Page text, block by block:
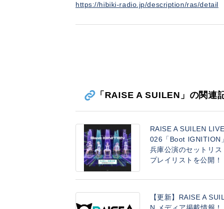
https://hibiki-radio.jp/description/ras/detail
「RAISE A SUILEN」の関連
RAISE A SUILEN
026「Boot IGNITION」
兵庫公演のセットリス
プレイリストを公開！
【更新】RAISE A